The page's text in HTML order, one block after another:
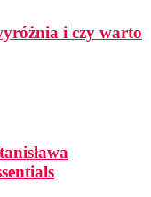
i czy warto